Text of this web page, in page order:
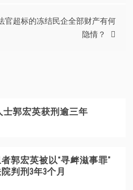
官超标的冻结民企全部财产有何
隐情？
士郭宏英获刑逾三年
郭宏英被以“寻衅滋事罪”
判刑3年3个月